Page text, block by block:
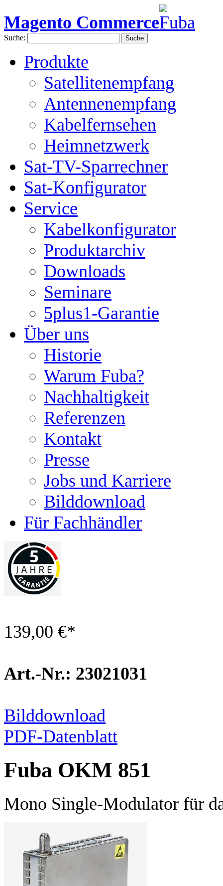
Magento Commerce
Suche: Suche
Produkte
Satellitenempfang
Antennenempfang
Kabelfernsehen
Heimnetzwerk
Sat-TV-Sparrechner
Sat-Konfigurator
Service
Kabelkonfigurator
Produktarchiv
Downloads
Seminare
5plus1-Garantie
Über uns
Historie
Warum Fuba?
Nachhaltigkeit
Referenzen
Kontakt
Presse
Jobs und Karriere
Bilddownload
Für Fachhändler
139,00 €*
Art.-Nr.: 23021031
Bilddownload
PDF-Datenblatt
Fuba OKM 851
Mono Single-Modulator für